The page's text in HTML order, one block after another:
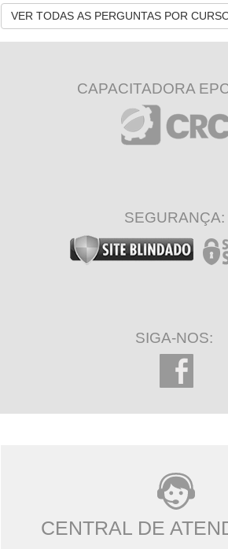
VER TODAS AS PERGUNTAS POR
CAPACITADORA
SEGURANÇA:
SIGA-NOS:
CENTRAL DE